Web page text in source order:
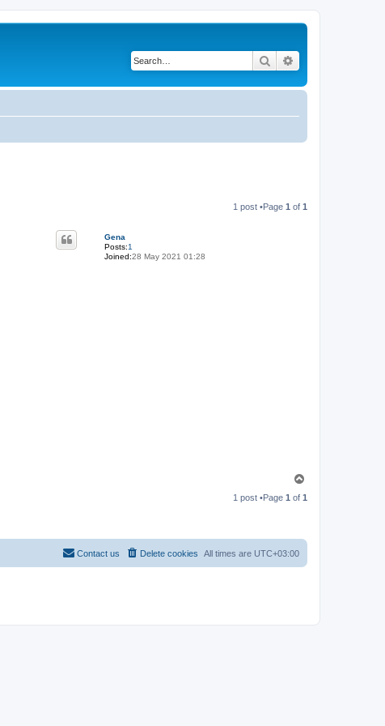
Search
1 post •Page 1 of 1
Gena
Posts:1
Joined:28 May 2021 01:28
p
1 post •Page 1 of 1
All times are UTC+03:00
Delete cookies
Contact us